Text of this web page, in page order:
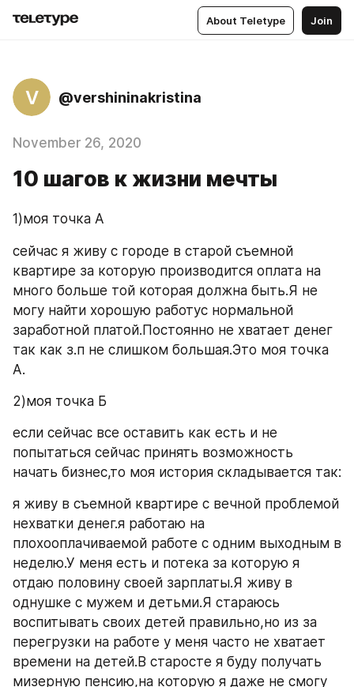
About Teletype Join
V @vershininakristina
November 26, 2020
10 шагов к жизни мечты
1)моя точка А
сейчас я живу с городе в старой съемной
квартире за которую производится оплата на
много больше той которая должна быть.Я не
могу найти хорошую работус нормальной
заработной платой.Постоянно не хватает денег
так как з.п не слишком большая.Это моя точка
А.
2)моя точка Б
если сейчас все оставить как есть и не
попытаться сейчас принять возможность
начать бизнес,то моя история складывается так:
я живу в съемной квартире с вечной проблемой
нехватки денег.я работаю на
плохооплачиваемой работе с одним выходным в
неделю.У меня есть и потека за которую я
отдаю половину своей зарплаты.Я живу в
однушке с мужем и детьми.Я стараюсь
воспитывать своих детей правильно,но из за
перегрузки на работе у меня часто не хватает
времени на детей.В старосте я буду получать
мизерную пенсию,на которую я даже не смогу